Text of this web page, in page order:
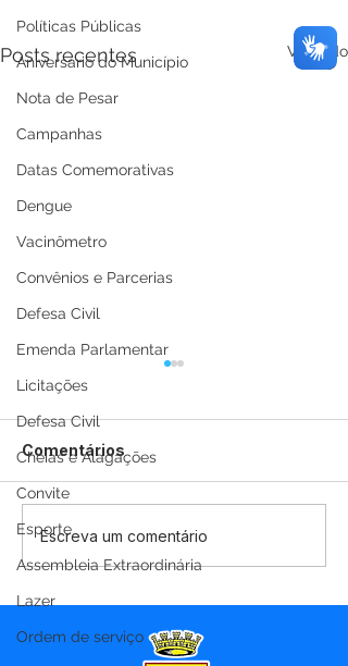
Políticas Públicas
Aniversário do Município
Nota de Pesar
Campanhas
Datas Comemorativas
Dengue
Vacinômetro
Convênios e Parcerias
Defesa Civil
Emenda Parlamentar
Licitações
Defesa Civil
Cheias e Alagações
Convite
Esporte
Assembleia Extraordinária
Lazer
Ordem de serviço
Posts recentes Ver tudo
12 de junho: Feliz Dia
dos Namorados!
Comentários
Escreva um comentário